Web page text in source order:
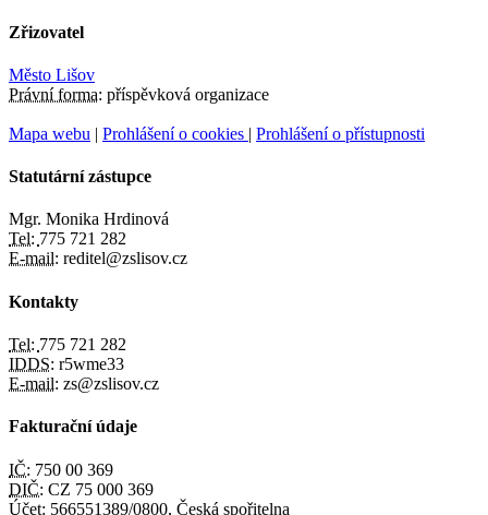
Zřizovatel
Město Lišov
Právní forma: příspěvková organizace
Mapa webu | Prohlášení o cookies | Prohlášení o přístupnosti
Statutární zástupce
Mgr. Monika Hrdinová
Tel: 775 721 282
E-mail: reditel@zslisov.cz
Kontakty
Tel: 775 721 282
IDDS: r5wme33
E-mail: zs@zslisov.cz
Fakturační údaje
IČ: 750 00 369
DIČ: CZ 75 000 369
Účet: 566551389/0800, Česká spořitelna